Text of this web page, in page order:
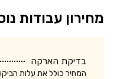
מחירון עבודות
בדיקת הארקה
המחיר כולל את עלות